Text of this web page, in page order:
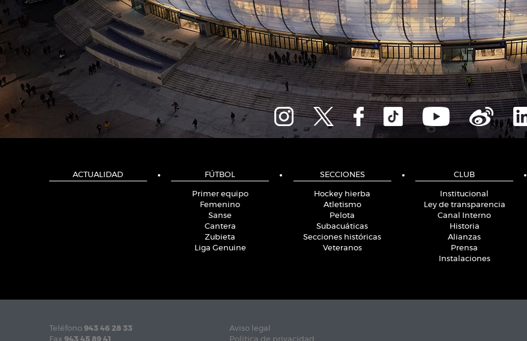
ACTUALIDAD FÚTBOL
Primer equipo
Femenino
Sanse
Cantera
Zubieta
Liga Genuine
SECCIONES
Hockey hierba
Atletismo
Pelota
Subacuáticas
Secciones históricas
Veteranos
CLUB
Institucional
Ley de transparencia
Canal Interno
Historia
Alianzas
Prensa
Instalaciones
Teléfono 943 46 28 33
Aviso legal